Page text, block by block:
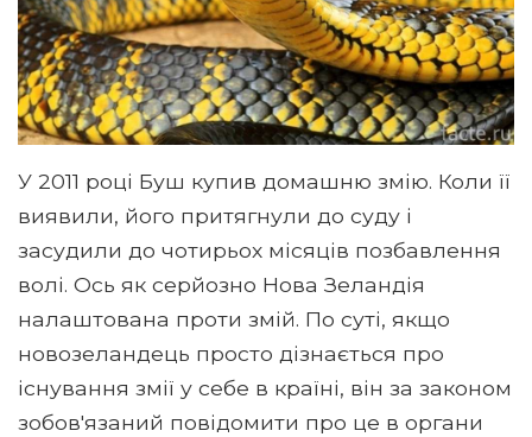
У 2011 році Буш купив домашню змію. Коли її
виявили, його притягнули до суду і
засудили до чотирьох місяців позбавлення
волі. Ось як серйозно Нова Зеландія
налаштована проти змій. По суті, якщо
новозеландець просто дізнається про
існування змії у себе в країні, він за законом
зобов'язаний повідомити про це в органи